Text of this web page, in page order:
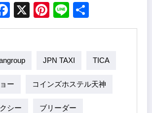
Facebook
X Pinterest
Line
JPN TAXI TICA
ー コインズホステル天神
シー ブリーダー